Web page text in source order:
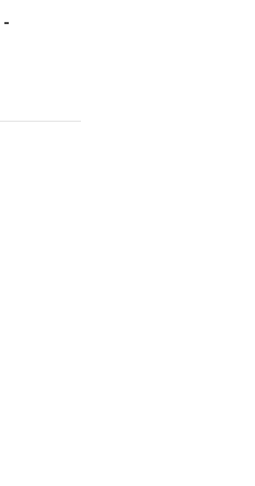
-